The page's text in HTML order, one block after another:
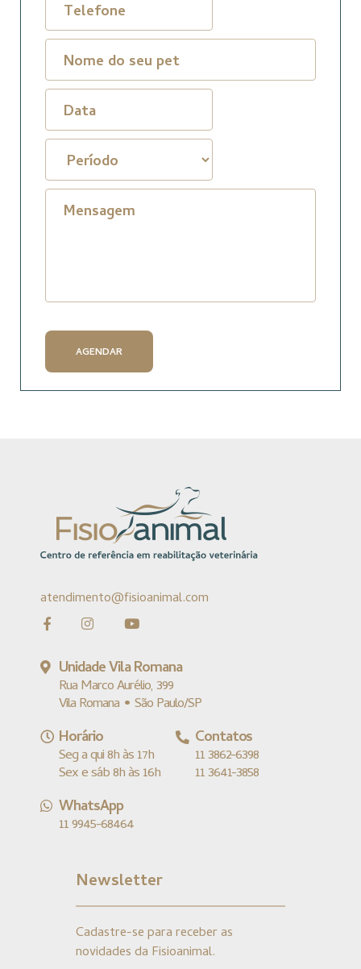
Telefone
Nome do seu pet
Mensagem
AGENDAR
atendimento@fisioanimal.com
Unidade Vila Romana
Rua Marco Aurélio, 399
Vila Romana • São Paulo/SP
Horário
Seg a qui 8h às 17h
Sex e sáb 8h às 16h
Contatos
11 3862-6398
11 3641-3858
WhatsApp
11 9945-68464
Newsletter
Cadastre-se para receber as
novidades da Fisioanimal.